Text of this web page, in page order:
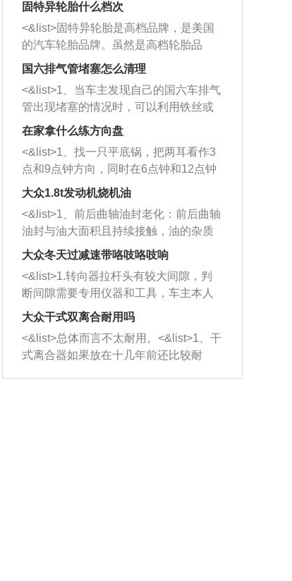
固特异轮胎什么档次
<&list>固特异轮胎是高档品牌，是美国
的汽车轮胎品牌。虽然是高档轮胎品
牌，但是中高低端的轮胎都有生产，这
也是为了更好的开拓市场。
国六排气管堵塞怎么清理
<&list>1、当车主发现自己的国六车排气
管出现堵塞的情况时，可以利用铁丝或
者是细棍，直接将杂物给取出来，如果
堵塞情况比较严重，也可以采取应急措
施。 <&list>2、直接利用木棍将所有的
杂物推到排气管里面的位置处，然后将
三元催化器拆解开，就可以将堵塞的东
西取出来。但如果是因为积碳过多引起
的堵塞，就需要将三元催化器泡在草酸
洗剂对堵塞的情况得到解决，将清洗剂
放在燃油箱中，与燃油混合后，车辆启
动时，就可以和汽油一起进入到燃烧
室，最后形成废气排出，就可以让三元
催化器得到清洗，排气管堵塞的情况就
能够得到解决。
在家拿什么练方向盘
<&list>1、找一只平底锅，把两耳看作3
点和9点钟方向，同时在6点钟和12点钟
方向做一个标记。 <&list>2、双手握住
一圈半的练习，往右同样也要打相同的
圈数。 <&list>3、最后强调要反复练
习，这样就可以形成肌肉记忆，在真实
驾驶车辆时，不需要记忆也能打好方
向。
大众1.8t发动机烧机油
<&list>1、前后曲轴油封老化：前后曲轴
油封与油大面积且持续接触，油的杂质
和发动机内持续温度变化使其密封效果
逐渐减弱，导致渗油或漏油。<&list>2、
活塞间隙过大：积碳会使活塞环与缸体
的间隙扩大，导致机油流入燃烧室中，
造成烧机油。<&list>3、机油粘度。使用
机油粘度过小的话，同样会有烧机油现
象，机油粘度过小具有很好的流动性，
大众冬天过减速带咯吱咯吱响
<&list>1.转向器拉杆头有较大间隙，判
断间隙需要专用仪器和工具，车主本人
无法制作，需要将车辆送到修理厂或4s
店；<&list>2.车辆半轴套管防尘罩破
裂，破裂后会出现漏油现象，使半轴磨
损严重，磨损的半轴容易损坏，产生异
响；<&list>3.稳定器的转向胶套和球头
大众干式双离合耐用吗
<&list>总体而言不太耐用。<&list>1、干
式离合器如果放在十几年前还比较耐